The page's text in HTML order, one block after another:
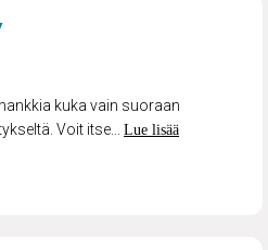
– Arjen apu
kuka vain suoraan
Voit itse... Lue lisää